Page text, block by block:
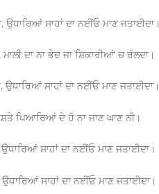
ਸਾਹਾਂ ਦਾ ਨਈਂਓ ਮਾਣ ਜਤਾਈਦਾ।
ਦਾ ਨਾ ਭੇਦ ਜਾ ਸ਼ਿਕਾਰੀਆਂ’ ਚ ਰੱਲਦਾ।
ਸਾਹਾਂ ਦਾ ਨਈਂਓ ਮਾਣ ਜਤਾਈਦਾ।
ਪਿਆਰਿਆਂ ਦੇ ਹੋ ਨਾ ਜਾਣ ਘਾਣ ਨੀ।
ਸਾਹਾਂ ਦਾ ਨਈਂਓ ਮਾਣ ਜਤਾਈਦਾ।
ਸਾਹਾਂ ਦਾ ਨਈਂਓ ਮਾਣ ਜਤਾਈਦਾ।